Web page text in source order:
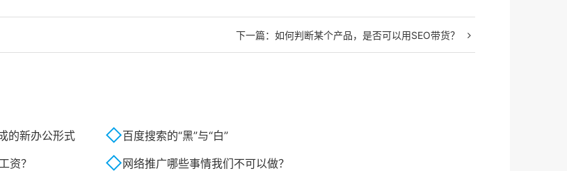
下一篇： 如何判断某个产品，是否可以用SEO带货？
的新办公形式
百度搜索的“黑”与“白”
资？
网络推广哪些事情我们不可以做？